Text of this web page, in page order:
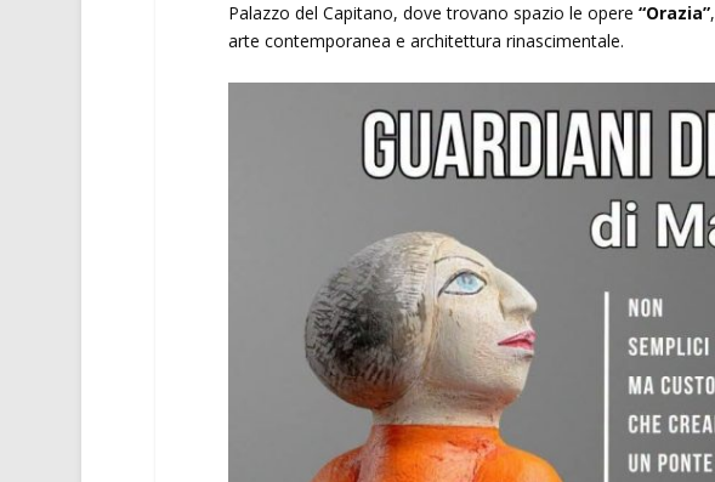
Palazzo del Capitano, dove trovano spazio le opere “Orazia”,
arte contemporanea e architettura rinascimentale.